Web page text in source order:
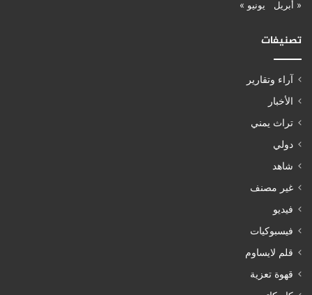
« أبريل يونيو »
تصنيفات
آراء وتقارير
الأخبار
تراث يمني
دولي
شاهد
غير مصنف
فيديو
فيسبوكيات
قلم لايساوم
قهوة تعزية